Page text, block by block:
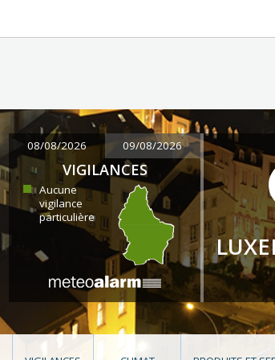
08/08/2026 09/08/2026
VIGILANCES
Aucune
vigilance
particulière